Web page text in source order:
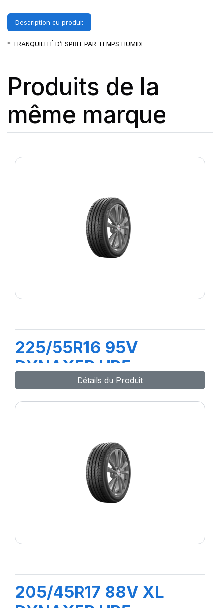
Description du produit
* TRANQUILITÉ D’ESPRIT PAR TEMPS HUMIDE
Produits de la
même marque
225/55R16 95V
DYNAXER HP5
Détails du Produit
205/45R17 88V XL